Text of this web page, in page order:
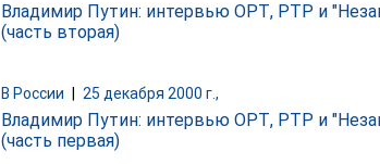
Владимир Путин: интервью ОРТ, РТР и
(часть вторая)
В России 25 декабря 2000 г.,
Владимир Путин: интервью ОРТ, РТР и
(часть первая)